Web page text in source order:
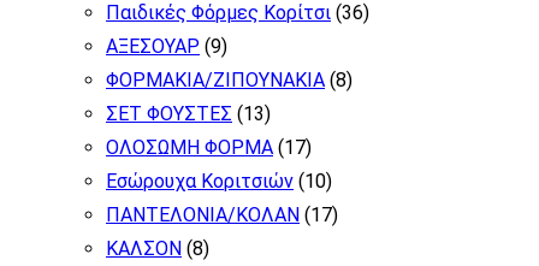
Παιδικές Φόρμες Κορίτσι (36)
ΑΞΕΣΟΥΑΡ (9)
ΦΟΡΜΑΚΙΑ/ΖΙΠΟΥΝΑΚΙΑ (8)
ΣΕΤ ΦΟΥΣΤΕΣ (13)
ΟΛΟΣΩΜΗ ΦΟΡΜΑ (17)
Εσώρουχα Κοριτσιών (10)
ΠΑΝΤΕΛΟΝΙΑ/ΚΟΛΑΝ (17)
ΚΑΛΣΟΝ (8)